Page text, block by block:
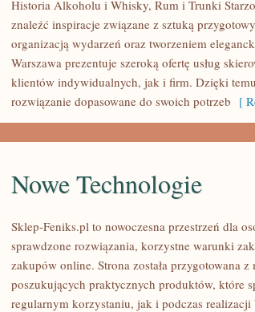
WINA
MUSUJĄCE
Historia Alkoholu i Whisky, Rum i Trunki
znaleźć inspiracje związane z sztuką
organizacją wydarzeń oraz tworzeniem
Warszawa prezentuje szeroką ofertę usług
klientów indywidualnych, jak i firm. Dzięki
rozwiązanie dopasowane do swoich potrzeb [
Nowe Technologie
Sklep-Feniks.pl to nowoczesna przestrzeń dla
sprawdzone rozwiązania, korzystne warunki
zakupów online. Strona została przygotowana
poszukujących praktycznych produktów, które
regularnym korzystaniu, jak i podczas realizacji